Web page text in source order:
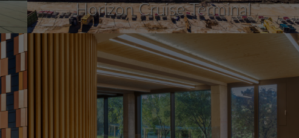
Horizon Cruise Terminal